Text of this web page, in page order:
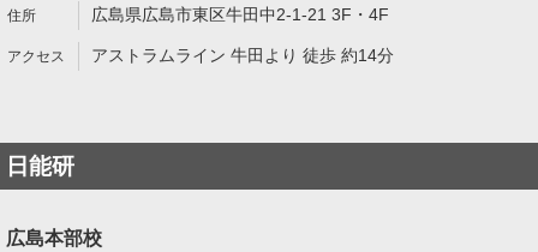
広島県広島市東区牛田中2-1-21 3F・4F
アストラムライン 牛田より 徒歩 約14分
日能研
広島本部校